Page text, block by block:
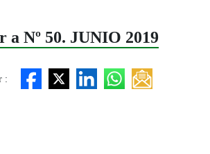
a Nº 50. JUNIO 2019
: